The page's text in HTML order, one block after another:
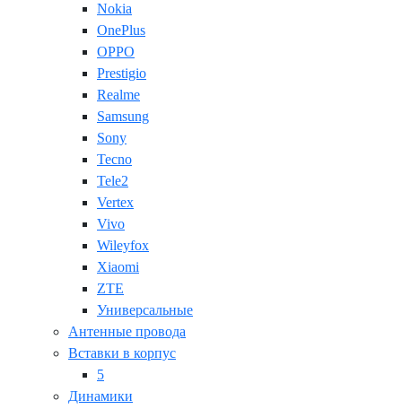
Nokia
OnePlus
OPPO
Prestigio
Realme
Samsung
Sony
Tecno
Tele2
Vertex
Vivo
Wileyfox
Xiaomi
ZTE
Универсальные
Антенные провода
Вставки в корпус
5
Динамики